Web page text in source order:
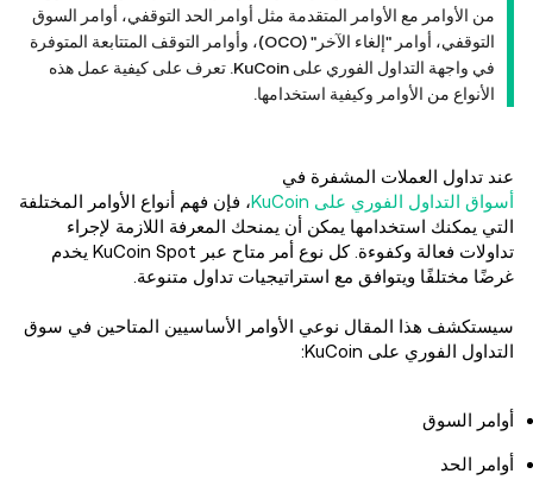
من الأوامر مع الأوامر المتقدمة مثل أوامر الحد التوقفي، أوامر السوق
التوقفي، أوامر "إلغاء الآخر" (OCO)، وأوامر التوقف المتتابعة المتوفرة
في واجهة التداول الفوري على KuCoin. تعرف على كيفية عمل هذه
الأنواع من الأوامر وكيفية استخدامها.
عند تداول العملات المشفرة في
أسواق التداول الفوري على KuCoin
، فإن فهم أنواع الأوامر المختلفة
التي يمكنك استخدامها يمكن أن يمنحك المعرفة اللازمة لإجراء
تداولات فعالة وكفوءة. كل نوع أمر متاح عبر KuCoin Spot يخدم
غرضًا مختلفًا ويتوافق مع استراتيجيات تداول متنوعة.
سيستكشف هذا المقال نوعي الأوامر الأساسيين المتاحين في سوق
التداول الفوري على KuCoin:
أوامر السوق
أوامر الحد